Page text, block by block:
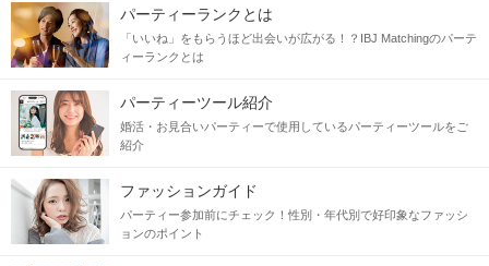
パーティーランクとは
「いいね」をもらうほど出会いが広がる！？IBJ Matchingのパーテ
ィーランクとは
パーティーツール紹介
婚活・お見合いパーティーで使用しているパーティーツールをご
紹介
ファッションガイド
パーティー参加前にチェック！性別・年代別で好印象なファッシ
ョンのポイント